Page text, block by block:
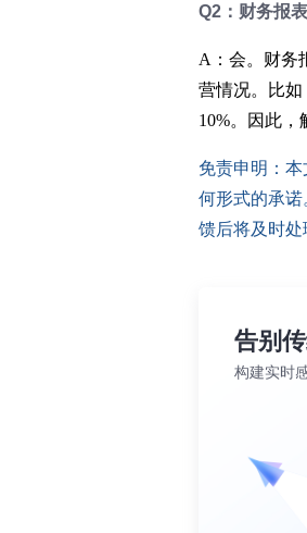
Q2：财务报
A：会。财务
营情况。比
10%。因此，
免责申明：
何形式的承诺
馈后将及时处
告别
构建实时